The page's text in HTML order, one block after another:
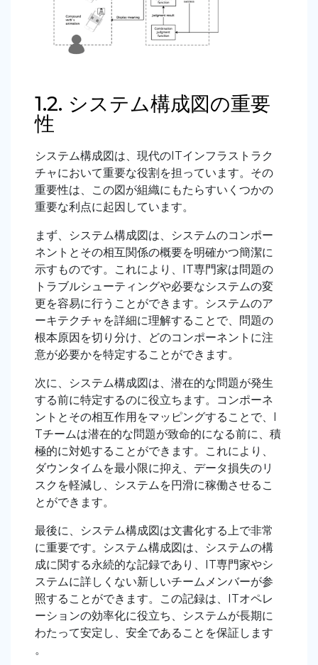
1.2. システム構成図の重要
性
システム構成図は、現代のITインフラストラク
チャにおいて重要な役割を担っています。その
重要性は、この図が組織にもたらすいくつかの
重要な利点に起因しています。
まず、システム構成図は、システムのコンポー
ネントとその相互関係の概要を明確かつ簡潔に
示すものです。これにより、IT専門家は問題の
トラブルシューティングや必要なシステムの変
更を容易に行うことができます。システムのア
ーキテクチャを詳細に理解することで、問題の
根本原因を切り分け、どのコンポーネントに注
意が必要かを特定することができます。
次に、システム構成図は、潜在的な問題が発生
する前に特定するのに役立ちます。コンポーネ
ントとその相互作用をマッピングすることで、I
Tチームは潜在的な問題が致命的になる前に、積
極的に対処することができます。これにより、
ダウンタイムを最小限に抑え、データ損失のリ
スクを軽減し、システムを円滑に稼働させるこ
とができます。
最後に、システム構成図は文書化する上で非常
に重要です。システム構成図は、システムの構
成に関する永続的な記録であり、IT専門家やシ
ステムに詳しくない新しいチームメンバーが参
照することができます。この記録は、ITオペレ
ーションの効率化に役立ち、システムが長期に
わたって安定し、安全であることを保証します
。